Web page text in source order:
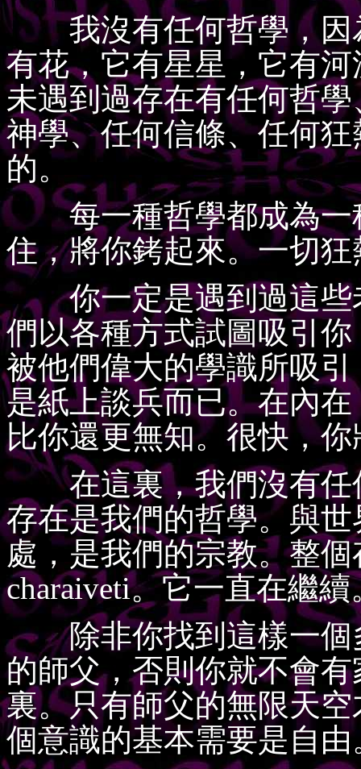
我沒有任何哲學，因
有花，它有星星，它有
未遇到過存在有任何哲
神學、任何信條、任何
的。
每一種哲學都成為一
住，將你銬起來。一切
你一定是遇到過這些
們以各種方式試圖吸引
被他們偉大的學識所吸
是紙上談兵而已。在內
比你還更無知。很快，
在這裏，我們沒有任
存在是我們的哲學。與
處，是我們的宗教。整
charaiveti。它一直在繼
除非你找到這樣一個
的師父，否則你就不會
裏。只有師父的無限天
個意識的基本需要是自由